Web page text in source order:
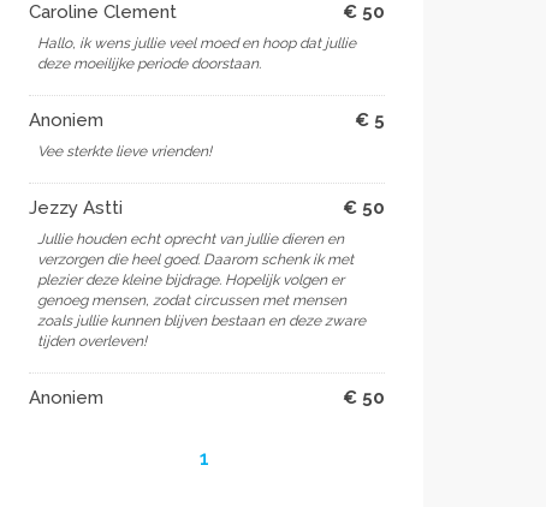
Caroline Clement € 50
Hallo, ik wens jullie veel moed en hoop dat jullie
deze moeilijke periode doorstaan.
Anoniem € 5
Vee sterkte lieve vrienden!
Jezzy Astti € 50
Jullie houden echt oprecht van jullie dieren en
verzorgen die heel goed. Daarom schenk ik met
plezier deze kleine bijdrage. Hopelijk volgen er
genoeg mensen, zodat circussen met mensen
zoals jullie kunnen blijven bestaan en deze zware
tijden overleven!
Anoniem € 50
1